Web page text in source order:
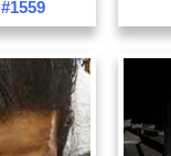
#1559